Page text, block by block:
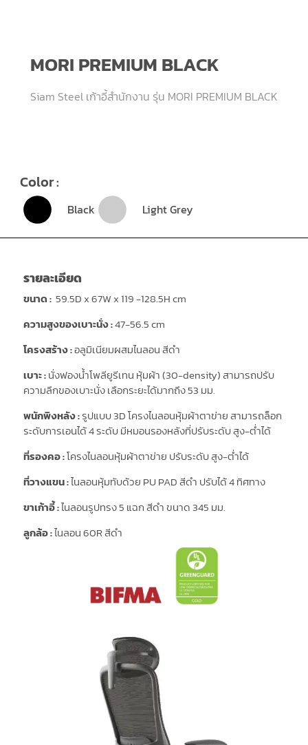
MORI PREMIUM BLACK
Siam Steel เก้าอี้สำนักงาน รุ่น MORI PREMIUM BLACK
Color :
Black Light Grey
รายละเอียด
ขนาด : 59.5D x 67W x 119 -128.5H cm
ความสูงของเบาะนั่ง :47-56.5 cm
โครงสร้าง :อลูมิเนียมผสมไนลอน สีดำ
เบาะ :นั่งฟองน้ำโพลียูรีเทน หุ้มผ้า (30-density) สามารถปรับ
ความลึกของเบาะนั่ง เลือกระยะได้มากถึง 53 มม.
พนักพิงหลัง :รูปแบบ 3D โครงไนลอนหุ้มผ้าตาข่าย สามารถล็อก
ระดับการเอนได้ 4 ระดับ มีหมอนรองหลังที่ปรับระดับ สูง-ต่ำได้
ที่รองคอ :โครงไนลอนหุ้มผ้าตาข่าย ปรับระดับ สูง-ต่ำได้
ที่วางแขน :ไนลอนหุ้มทับด้วย PU PAD สีดำ ปรับได้ 4 ทิศทาง
ขาเก้าอี้ :ไนลอนรูปทรง 5 แฉก สีดำ ขนาด 345 มม.
ลูกล้อ :ไนลอน 60R สีดำ